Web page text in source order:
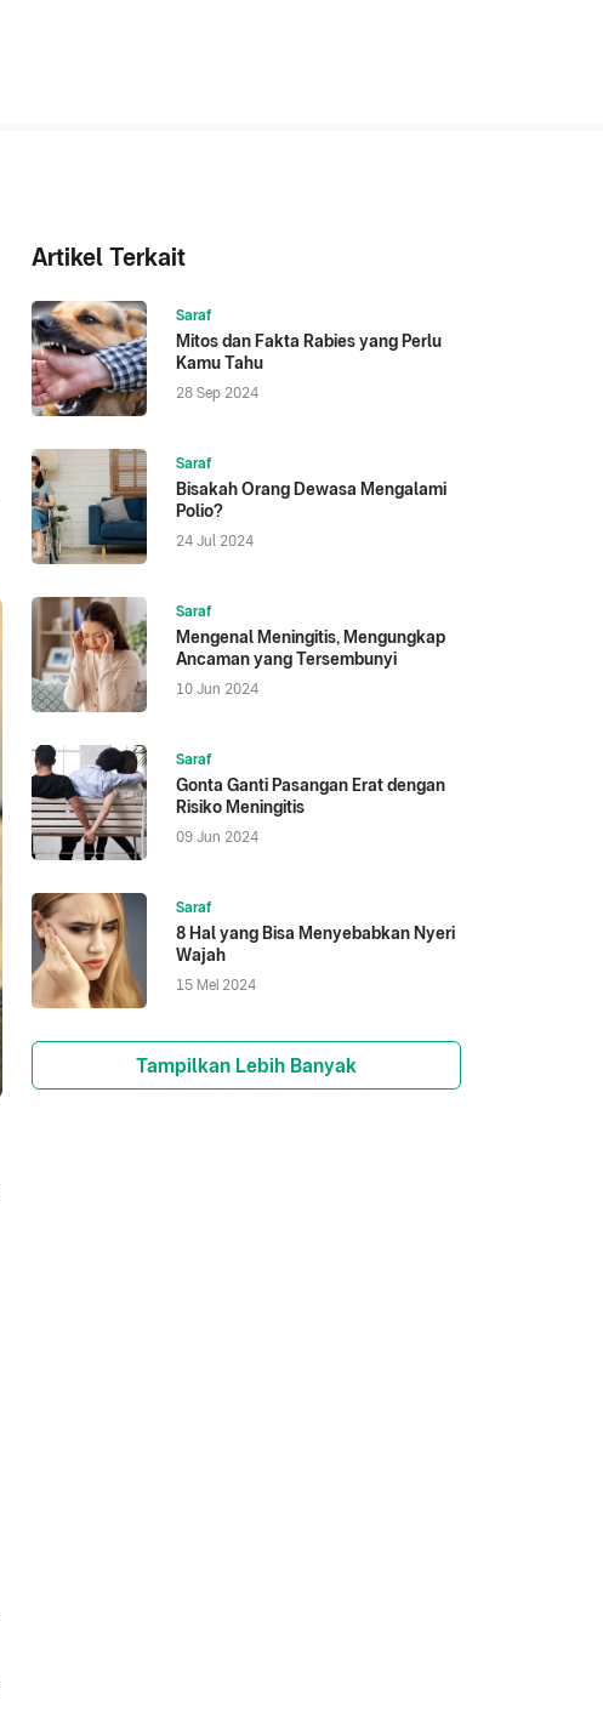
Artikel Terkait
Saraf
Mitos dan Fakta Rabies yang Perlu
Kamu Tahu
28 Sep 2024
Saraf
Bisakah Orang Dewasa Mengalami
Polio?
24 Jul 2024
Saraf
Mengenal Meningitis, Mengungkap
Ancaman yang Tersembunyi
10 Jun 2024
Saraf
Gonta Ganti Pasangan Erat dengan
Risiko Meningitis
09 Jun 2024
Saraf
8 Hal yang Bisa Menyebabkan Nyeri
Wajah
15 Mei 2024
Tampilkan Lebih Banyak